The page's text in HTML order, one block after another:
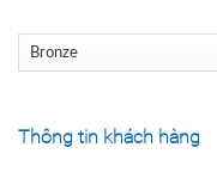
Thông tin khách hàng